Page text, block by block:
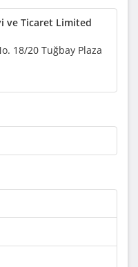
ve Ticaret Limited
18/20 Tuğbay Plaza